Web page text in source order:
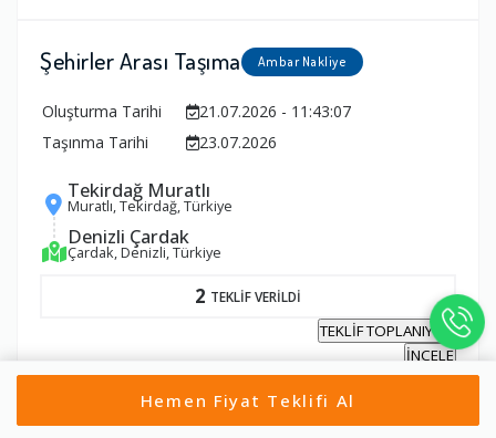
Şehirler Arası Taşıma Ambar Nakliye
Oluşturma Tarihi
21.07.2026 - 11:43:07
Taşınma Tarihi
23.07.2026
Tekirdağ Muratlı
Muratlı, Tekirdağ, Türkiye
Denizli Çardak
Çardak, Denizli, Türkiye
2 TEKLİF VERİLDİ
TEKLİF TOPLANIYOR
İNCELE
Şehirler Arası Taşıma
Hemen Fiyat Teklifi Al